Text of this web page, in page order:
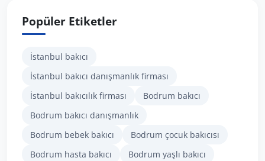
Popüler Etiketler
İstanbul bakıcı
İstanbul bakıcı danışmanlık firması
İstanbul bakıcılık firması
Bodrum bakıcı
Bodrum bakıcı danışmanlık
Bodrum bebek bakıcı
Bodrum çocuk bakıcısı
Bodrum hasta bakıcı
Bodrum yaşlı bakıcı